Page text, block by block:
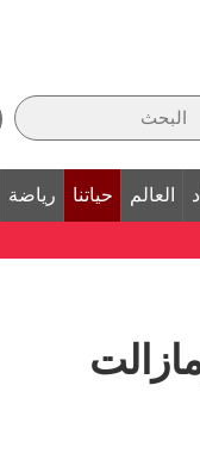
العالم حياتنا رياضة